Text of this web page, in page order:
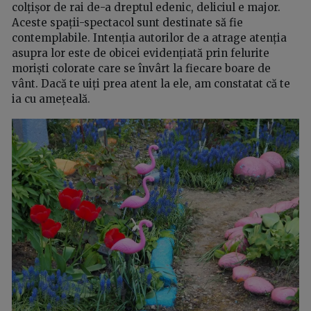
colțișor de rai de-a dreptul edenic, deliciul e major.
Aceste spații-spectacol sunt destinate să fie
contemplabile. Intenția autorilor de a atrage atenția
asupra lor este de obicei evidențiată prin felurite
moriști colorate care se învârt la fiecare boare de
vânt. Dacă te uiți prea atent la ele, am constatat că te
ia cu amețeală.